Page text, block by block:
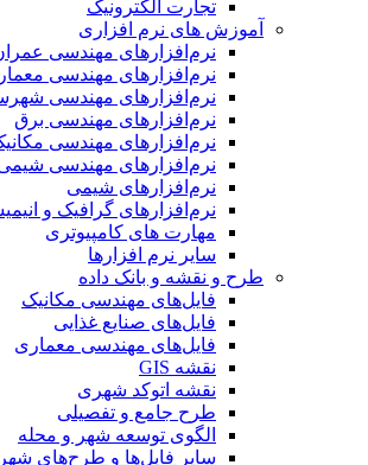
تجارت الکترونیک
آموزش های نرم افزاری
نرم‌افزارهای مهندسی عمران
نرم‌افزارهای مهندسی معماری
نرم‌افزارهای مهندسی شهرسازی
نرم‌افزارهای مهندسی برق
نرم‌افزارهای مهندسی مکانیک
نرم‌افزارهای مهندسی شیمی
نرم‌افزارهای شیمی
نرم‌افزارهای گرافیک و انیمیشن
مهارت های کامپیوتری
سایر نرم افزارها
طرح و نقشه و بانک داده
فایل‌های مهندسی مکانیک
فایل‌های صنایع غذایی
فایل‌های مهندسی معماری
نقشه GIS
نقشه اتوکد شهری
طرح جامع و تفصیلی
الگوی توسعه شهر و محله
سایر فایل‌ها و طرح‌های شهری